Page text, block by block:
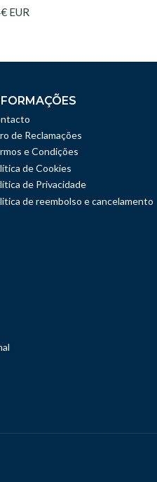
EUR
de Reclamações
e Condições
de Cookies
de Privacidade
de reembolso e cancelamento